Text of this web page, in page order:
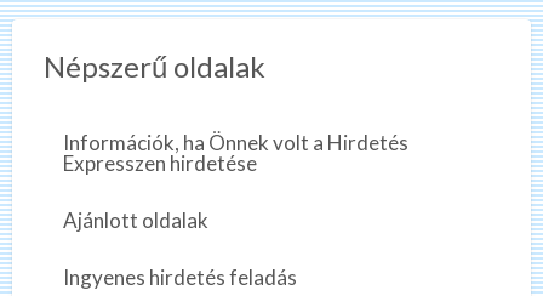
Népszerű oldalak
Információk, ha Önnek volt a Hirdetés
Expresszen hirdetése
Ajánlott oldalak
Ingyenes hirdetés feladás